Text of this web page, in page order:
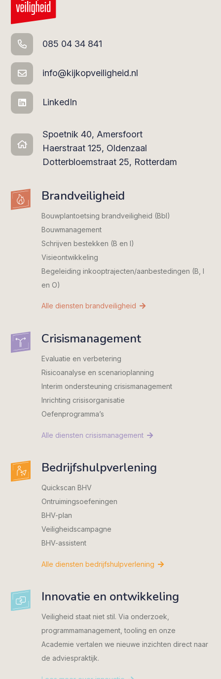
085 04 34 841
info@kijkopveiligheid.nl
LinkedIn
Spoetnik 40, Amersfoort
Haerstraat 125, Oldenzaal
Dotterbloemstraat 25, Rotterdam
Brandveiligheid
Bouwplantoetsing brandveiligheid (Bbl)
Bouwmanagement
Schrijven bestekken (B en I)
Visieontwikkeling
Begeleiding inkooptrajecten/­aanbestedingen (B, I
en O)
Alle diensten brandveiligheid
Crisismanagement
Evaluatie en verbetering
Risicoanalyse en scenarioplanning
Interim ondersteuning crisismanagement
Inrichting crisisorganisatie
Oefenprogramma’s
Alle diensten crisismanagement
Bedrijfshulpverlening
Quickscan BHV
Ontruimingsoefeningen
BHV-plan
Veiligheidscampagne
BHV-assistent
Alle diensten bedrijfshulpverlening
Innovatie en ontwikkeling
Veiligheid staat niet stil. Via onderzoek,
programmamanagement, tooling en onze
Academie vertalen we nieuwe inzichten direct naar
de adviespraktijk.